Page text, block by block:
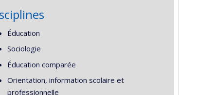
Éducation
Sociologie
Éducation comparée
Orientation, information scolaire et
professionnelle